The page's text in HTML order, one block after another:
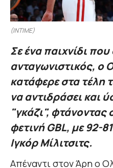
(INTIME)
Σε ένα παιχνίδι
ανταγωνιστικός, ο
κατάφερε στα τέλη
να αντιδράσει και
"γκάζι", φτάνοντας
φετινή GBL, με 92-
Ιγκόρ Μίλιτσιτς.
Απέναντι στον Άρη ο